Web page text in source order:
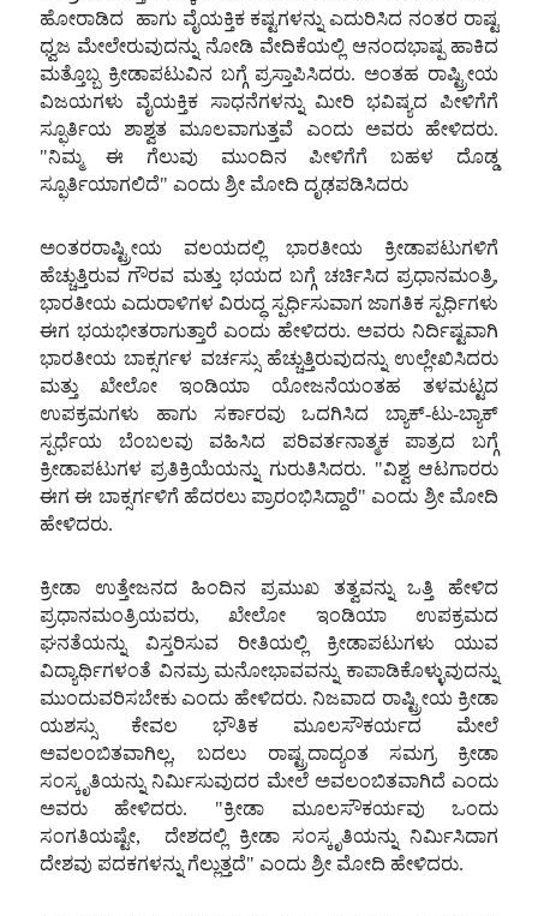
ಹೋರಾಡಿದ
ಹಾಗು ವೈಯಕ್ತಿಕ ಕಷ್ಟಗಳನ್ನು ಎದುರಿಸಿದ ನಂತರ ರಾಷ್ಟ
ಧ್ವಜ ಮೇಲೇರುವುದನ್ನು ನೋಡಿ ವೇದಿಕೆಯಲ್ಲಿ ಆನಂದಭಾಷ್ಪ ಹಾಕಿದ
ಮತ್ತೊಬ್ಬ ಕ್ರೀಡಾಪಟುವಿನ ಬಗ್ಗೆ ಪ್ರಸ್ತಾಪಿಸಿದರು. ಅಂತಹ ರಾಷ್ಟ್ರೀಯ
ವಿಜಯಗಳು
ವೈಯಕ್ತಿಕ ಸಾಧನೆಗಳನ್ನು ಮೀರಿ ಭವಿಷ್ಯದ
ಪೀಳಿಗೆಗೆ
ಸ್ಫೂರ್ತಿಯ
ಶಾಶ್ವತ ಮೂಲವಾಗುತ್ತವೆ ಎಂದು ಅವರು
ಹೇಳಿದರು.
"ನಿಮ್ಮ
ಈ ಗೆಲುವು ಮುಂದಿನ ಪೀಳಿಗೆಗೆ ಬಹಳ
ದೊಡ್ಡ
ಸ್ಫೂರ್ತಿಯಾಗಲಿದೆ" ಎಂದು ಶ್ರೀ ಮೋದಿ ದೃಢಪಡಿಸಿದರು
ಅಂತರರಾಷ್ಟ್ರೀಯ ವಲಯದಲ್ಲಿ ಭಾರತೀಯ
ಕ್ರೀಡಾಪಟುಗಳಿಗೆ
ಹೆಚ್ಚುತ್ತಿರುವ ಗೌರವ ಮತ್ತು ಭಯದ ಬಗ್ಗೆ ಚರ್ಚಿಸಿದ ಪ್ರಧಾನಮಂತ್ರಿ,
ಭಾರತೀಯ ಎದುರಾಳಿಗಳ ವಿರುದ್ಧ ಸ್ಪರ್ಧಿಸುವಾಗ ಜಾಗತಿಕ ಸ್ಪರ್ಧಿಗಳು
ಈಗ ಭಯಭೀತರಾಗುತ್ತಾರೆ ಎಂದು ಹೇಳಿದರು. ಅವರು ನಿರ್ದಿಷ್ಟವಾಗಿ
ಭಾರತೀಯ ಬಾಕ್ಸರ್ಗಳ ವರ್ಚಸ್ಸು ಹೆಚ್ಚುತ್ತಿರುವುದನ್ನು ಉಲ್ಲೇಖಿಸಿದರು
ಮತ್ತು
ಖೇಲೋ ಇಂಡಿಯಾ ಯೋಜನೆಯಂತಹ
ತಳಮಟ್ಟದ
ಉಪಕ್ರಮಗಳು
ಹಾಗು ಸರ್ಕಾರವು ಒದಗಿಸಿದ
ಬ್ಯಾಕ್-ಟು-ಬ್ಯಾಕ್
ಸ್ಪರ್ಧೆಯ
ಬೆಂಬಲವು ವಹಿಸಿದ ಪರಿವರ್ತನಾತ್ಮಕ ಪಾತ್ರದ
ಬಗ್ಗೆ
ಕ್ರೀಡಾಪಟುಗಳ ಪ್ರತಿಕ್ರಿಯೆಯನ್ನು ಗುರುತಿಸಿದರು. "ವಿಶ್ವ ಆಟಗಾರರು
ಈಗ ಈ ಬಾಕ್ಸರ್ಗಳಿಗೆ ಹೆದರಲು ಪ್ರಾರಂಭಿಸಿದ್ದಾರೆ" ಎಂದು ಶ್ರೀ ಮೋದಿ
ಹೇಳಿದರು.
ಕ್ರೀಡಾ ಉತ್ತೇಜನದ ಹಿಂದಿನ ಪ್ರಮುಖ ತತ್ವವನ್ನು ಒತ್ತಿ
ಹೇಳಿದ
ಪ್ರಧಾನಮಂತ್ರಿಯವರು, ಖೇಲೋ
ಇಂಡಿಯಾ
ಉಪಕ್ರಮದ
ಘನತೆಯನ್ನು
ವಿಸ್ತರಿಸುವ ರೀತಿಯಲ್ಲಿ ಕ್ರೀಡಾಪಟುಗಳು
ಯುವ
ವಿದ್ಯಾರ್ಥಿಗಳಂತೆ ವಿನಮ್ರ ಮನೋಭಾವವನ್ನು ಕಾಪಾಡಿಕೊಳ್ಳುವುದನ್ನು
ಮುಂದುವರಿಸಬೇಕು ಎಂದು ಹೇಳಿದರು. ನಿಜವಾದ ರಾಷ್ಟ್ರೀಯ ಕ್ರೀಡಾ
ಯಶಸ್ಸು
ಕೇವಲ ಭೌತಿಕ ಮೂಲಸೌಕರ್ಯದ
ಮೇಲೆ
ಅವಲಂಬಿತವಾಗಿಲ್ಲ, ಬದಲು
ರಾಷ್ಟ್ರದಾದ್ಯಂತ ಸಮಗ್ರ
ಕ್ರೀಡಾ
ಸಂಸ್ಕೃತಿಯನ್ನು ನಿರ್ಮಿಸುವುದರ ಮೇಲೆ ಅವಲಂಬಿತವಾಗಿದೆ ಎಂದು
ಅವರು
ಹೇಳಿದರು. "ಕ್ರೀಡಾ ಮೂಲಸೌಕರ್ಯವು
ಒಂದು
ಸಂಗತಿಯಷ್ಟೇ, ದೇಶದಲ್ಲಿ
ಕ್ರೀಡಾ ಸಂಸ್ಕೃತಿಯನ್ನು ನಿರ್ಮಿಸಿದಾಗ
ದೇಶವು ಪದಕಗಳನ್ನು ಗೆಲ್ಲುತ್ತದೆ" ಎಂದು ಶ್ರೀ ಮೋದಿ ಹೇಳಿದರು.